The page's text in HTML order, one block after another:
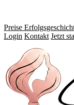
Preise
Login Kontakt Jetzt